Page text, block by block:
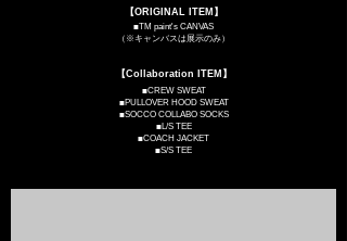
【ORIGINAL ITEM】
​■TM paint's CANVAS
​（※キャンバスは展示のみ）
【Collaboration ITEM】
​■CREW SWEAT
​■PULLOVER HOOD SWEAT
​■SOCCO COLLABO SOCKS
■L/S TEE
■COACH JACKET
​■S/S TEE